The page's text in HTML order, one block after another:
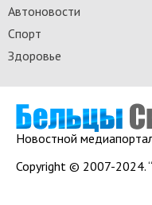
Автоновости
Спорт
Здоровье
Новостной
Copyright © 2007-2024.